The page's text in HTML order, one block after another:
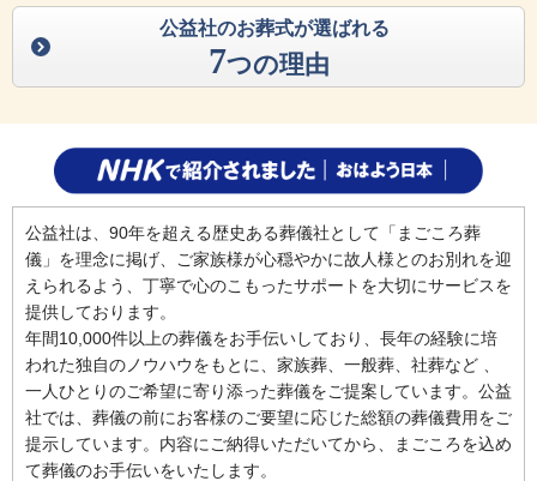
公益社のお葬式が選ばれる
7つの理由
公益社は、90年を超える歴史ある葬儀社として「まごころ葬
儀」を理念に掲げ、ご家族様が心穏やかに故人様とのお別れを迎
えられるよう、丁寧で心のこもったサポートを大切にサービスを
提供しております。
年間10,000件以上の葬儀をお手伝いしており、長年の経験に培
われた独自のノウハウをもとに、家族葬、一般葬、社葬など 、
一人ひとりのご希望に寄り添った葬儀をご提案しています。公益
社では、葬儀の前にお客様のご要望に応じた総額の葬儀費用をご
提示しています。内容にご納得いただいてから、まごころを込め
て葬儀のお手伝いをいたします。